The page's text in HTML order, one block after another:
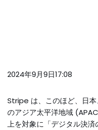
2024年9月9日17:08
Stripe は、このほど、日
のアジア太平洋地域
上を対象に「デジタル決